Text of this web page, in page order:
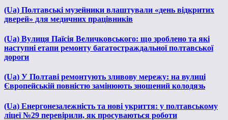
(Ua) Полтавські музейники влаштували «день відкритих
дверей» для медичних працівників
(Ua) Вулиця Паїсія Величковського: що зроблено та які
наступні етапи ремонту багатостраждальної полтавської
дороги
(Ua) У Полтаві ремонтують зливову мережу: на вулиці
Європейській повністю замінюють зношений колодязь
(Ua) Енергонезалежність та нові укриття: у полтавському
ліцеї №29 перевірили, як просуваються роботи